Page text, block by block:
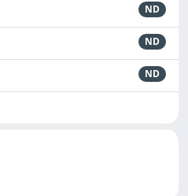
ND
ND
ND